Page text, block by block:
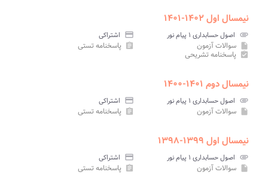
نیمسال اول ۱۴۰۲-۱۴۰۱
attachment اصول حسابداری ۱ پیام نور credit_card اشتراکی
insert_drive_file سوالات آزمون assignment پاسخنامه تستی
assignment_turned_in پاسخنامه تشریحی
نیمسال دوم ۱۴۰۱-۱۴۰۰
attachment اصول حسابداری ۱ پیام نور credit_card اشتراکی
insert_drive_file سوالات آزمون assignment پاسخنامه تستی
نیمسال اول ۱۳۹۹-۱۳۹۸
attachment اصول حسابداری ۱ پیام نور credit_card اشتراکی
insert_drive_file سوالات آزمون assignment پاسخنامه تستی